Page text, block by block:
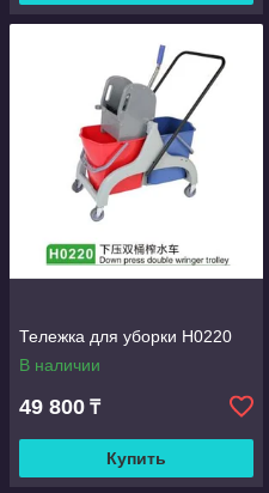
Тележка для уборки Н0220
В наличии
49 800 ₸
Купить